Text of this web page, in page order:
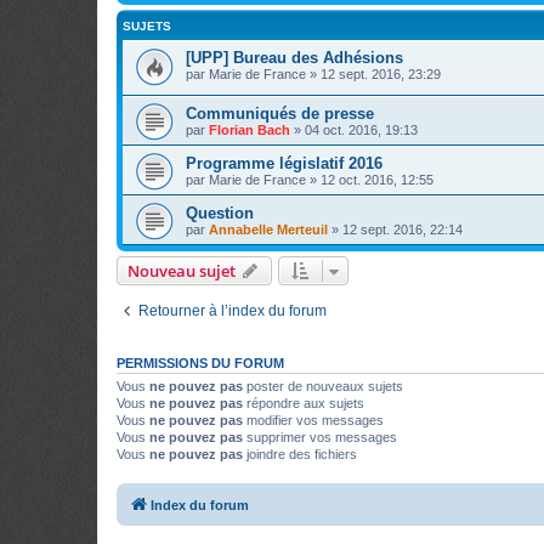
SUJETS
[UPP] Bureau des Adhésions
par Marie de France » 12 sept. 2016, 23:29
Communiqués de presse
par Florian Bach » 04 oct. 2016, 19:13
Programme législatif 2016
par Marie de France » 12 oct. 2016, 12:55
Question
par Annabelle Merteuil » 12 sept. 2016, 22:14
Nouveau sujet
Retourner à l’index du forum
PERMISSIONS DU FORUM
Vous ne pouvez pas poster de nouveaux sujets
Vous ne pouvez pas répondre aux sujets
Vous ne pouvez pas modifier vos messages
Vous ne pouvez pas supprimer vos messages
Vous ne pouvez pas joindre des fichiers
Index du forum